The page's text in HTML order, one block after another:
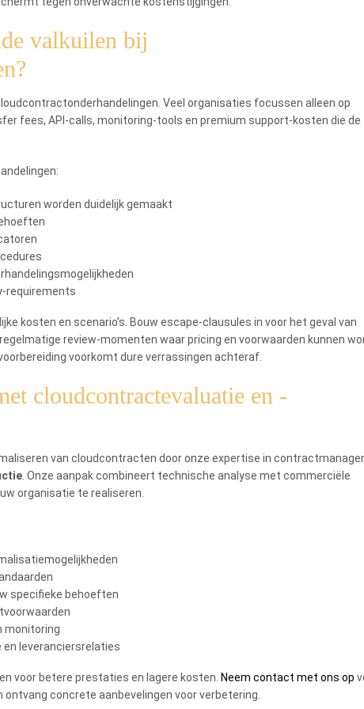
valkuilen bij
Veel organisaties focussen alleen op
fees, API-calls, monitoring-tools en premium support-kosten die de
worden duidelijk gemaakt
requirements
kosten en scenario’s. Bouw escape-clausules in voor het geval van
review-momenten waar pricing en voorwaarden kunnen
voorkomt dure verrassingen achteraf.
cloudcontractevaluatie en -
van cloudcontracten door onze expertise in
. Onze aanpak combineert technische analyse met commerciële
organisatie te realiseren.
specifieke behoeften
monitoring
leveranciersrelaties
voor betere prestaties en lagere kosten. Neem contact met ons op
concrete aanbevelingen voor verbetering.